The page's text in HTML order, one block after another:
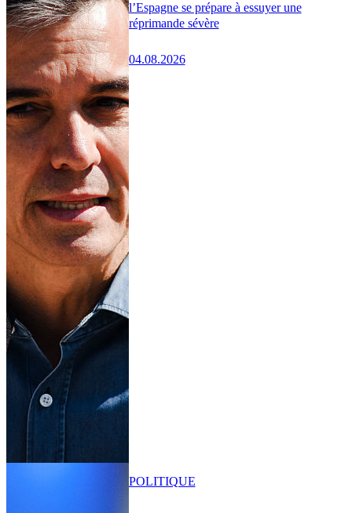
l’Espagne se prépare à essuyer une
réprimande sévère
04.08.2026
POLITIQUE